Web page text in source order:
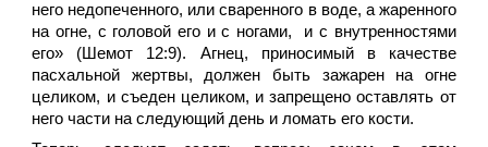
него недопеченного, или сваренного в воде, а жаренного
на огне, с головой его и с ногами, и с внутренностями
его» (Шемот 12:9). Агнец, приносимый в качестве
пасхальной жертвы, должен быть зажарен на огне
целиком, и съеден целиком, и запрещено оставлять от
него части на следующий день и ломать его кости.